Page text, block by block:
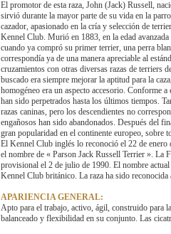
El promotor de esta raza, John (Jack) Russell,
sirvió durante la mayor parte de su vida en la
cazador, apasionado en la cría y selección de
Kennel Club. Murió en 1883, en la edad
cuando ya compró su primer terrier, una perra
correspondía ya de una manera apreciable al
cruzamientos con otras diversas razas de
buscado era siempre mejorar la aptitud para la
homogéneo era un aspecto accesorio. Conforme
han sido perpetrados hasta los últimos tiempos.
razas caninas, pero los descendientes no
engañosos han sido abandonados. Después del
gran popularidad en el continente europeo, sobre
El Kennel Club inglés lo reconoció el 22 de
el nombre de « Parson Jack Russell Terrier ». La
provisional el 2 de julio de 1990. El nombre
Kennel Club británico. La raza ha sido
APARIENCIA GENERAL:
Apto para el trabajo, activo, ágil, construido para
balanceado y flexibilidad en su conjunto. Las